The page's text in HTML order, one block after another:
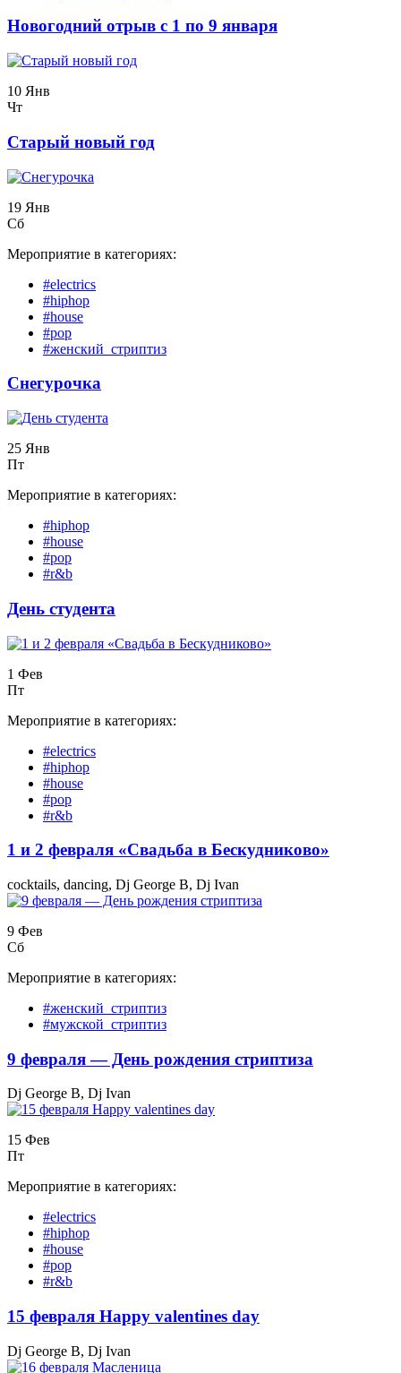
Новогодний отрыв с 1 по 9 января
10 Янв
Чт
Старый новый год
19 Янв
Сб
Мероприятие в категориях:
#electrics
#hiphop
#house
#pop
#женский_стриптиз
Снегурочка
25 Янв
Пт
Мероприятие в категориях:
#hiphop
#house
#pop
#r&b
День студента
1 Фев
Пт
Мероприятие в категориях:
#electrics
#hiphop
#house
#pop
#r&b
1 и 2 февраля «Свадьба в Бескудниково»
cocktails, dancing, Dj George B, Dj Ivan
9 Фев
Сб
Мероприятие в категориях:
#женский_стриптиз
#мужской_стриптиз
9 февраля — День рождения стриптиза
Dj George B, Dj Ivan
15 Фев
Пт
Мероприятие в категориях:
#electrics
#hiphop
#house
#pop
#r&b
15 февраля Happy valentines day
Dj George B, Dj Ivan